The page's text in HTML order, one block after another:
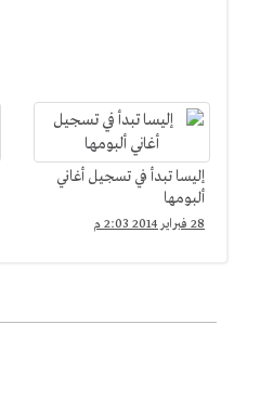
إليسا تبدأ في تسجيل أغاني
ألبومها
28 فبراير 2014 2:03 م